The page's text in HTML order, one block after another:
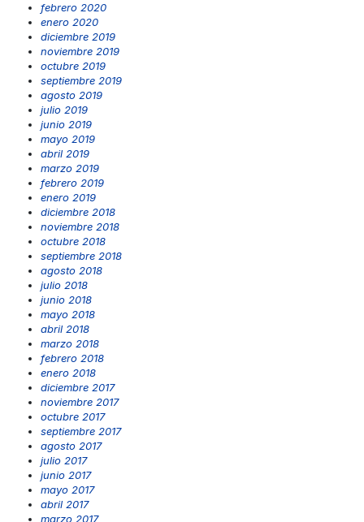
febrero 2020
enero 2020
diciembre 2019
noviembre 2019
octubre 2019
septiembre 2019
agosto 2019
julio 2019
junio 2019
mayo 2019
abril 2019
marzo 2019
febrero 2019
enero 2019
diciembre 2018
noviembre 2018
octubre 2018
septiembre 2018
agosto 2018
julio 2018
junio 2018
mayo 2018
abril 2018
marzo 2018
febrero 2018
enero 2018
diciembre 2017
noviembre 2017
octubre 2017
septiembre 2017
agosto 2017
julio 2017
junio 2017
mayo 2017
abril 2017
marzo 2017